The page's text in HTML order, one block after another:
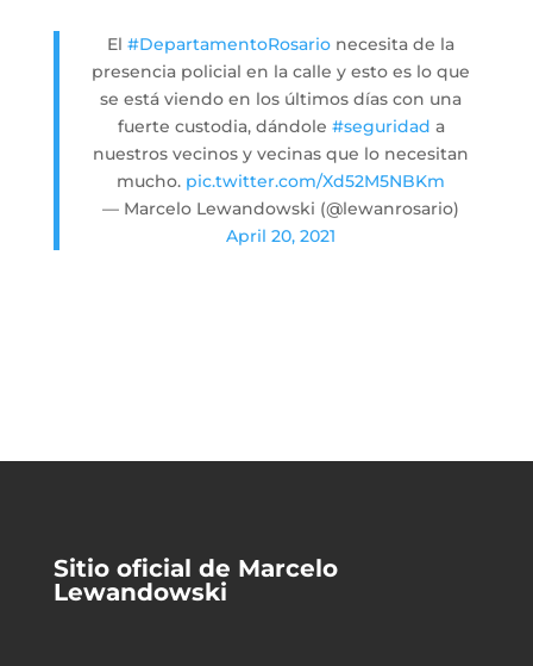
El#DepartamentoRosario necesita de la
presencia policial en la calle y esto es lo que
se está viendo en los últimos días con una
fuerte custodia, dándole #seguridad a
nuestros vecinos y vecinas que lo necesitan
mucho. pic.twitter.com/Xd52M5NBKm
— Marcelo Lewandowski (@lewanrosario)
April 20, 2021
Sitio oficial de Marcelo
Lewandowski